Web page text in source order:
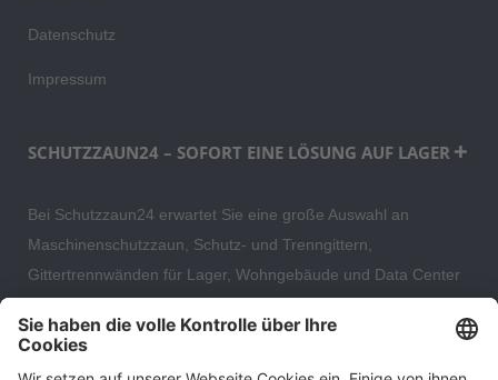
Datenschutz
Impressum
SCHUTZZAUN24 – SOFORT EINE LÖSUNG AUF LAGER
Bei Schutzzaun24 erwartet Sie eine große Auswahl an
Maschinenschutzzaun, Schutz- und Trenngittern,
Gittertrennwänden für Lager, Wohngebäude und Data Center
hochwertige Gartenzäune und Zaunsysteme für die sichere